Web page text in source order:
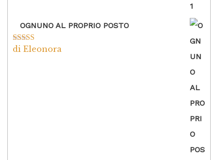
OGNUNO AL PROPRIO POSTO
Valutato5su
di Eleonora